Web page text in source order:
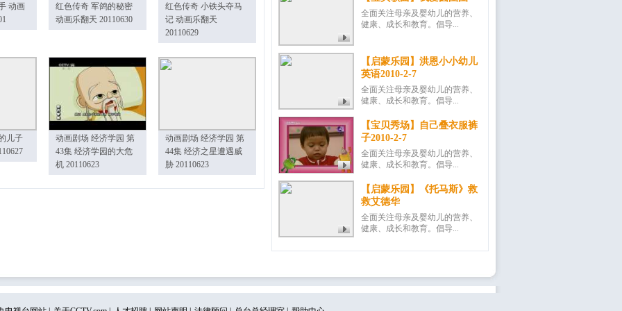
全面关注母亲及婴幼儿的营养、
健康、成长和教育。倡导...
【启蒙乐园】洪恩小小幼儿
英语2010-2-7
全面关注母亲及婴幼儿的营养、
健康、成长和教育。倡导...
【宝贝秀场】自己叠衣服裤
子2010-2-7
全面关注母亲及婴幼儿的营养、
健康、成长和教育。倡导...
【启蒙乐园】《托马斯》救
救艾德华
全面关注母亲及婴幼儿的营养、
健康、成长和教育。倡导...
动画
红色传奇 军鸽的秘密
动画乐翻天 20110630
红色传奇 小铁头夺马
记 动画乐翻天
20110629
儿子
动画剧场 经济学园 第
43集 经济学园的大危
机 20110623
动画剧场 经济学园 第
44集 经济之星遭遇威
胁 20110623